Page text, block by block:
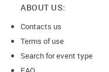
ABOUT US:
Contacts us
Terms of use
Search for event type